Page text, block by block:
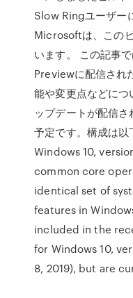
Slow Ringユーザー
Microsoftは、この
います。 この記事
Previewに配信され
能や変更点などに
ップデートが配信さ
予定です。構成は以
Windows 10,
common core
identical set of
features in
included in the
for Windows 10,
8, 2019), but are